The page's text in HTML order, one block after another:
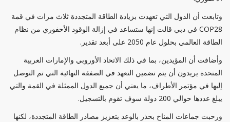
وتابعت أن الدول التي تعهدت بزيادة الطاقة المتجددة ثلاث مرات في قمة
COP28 في دبي قالت إنها ستساعد في إزالة الوقود الأحفوري من نظام
الطاقة العالمي بحلول عام 2050 على أبعد تقدير.
وأضافت أن المؤيدين، بما في ذلك الاتحاد الأوروبي والإمارات العربية
المتحدة يريدون أن يتم تضمين التعهد في الصفقة النهائية التي تم التوصل
إليها في مؤتمر الأطراف، ما يعني أن جميع الدول الممثلة في القمة والتي
يبلغ عددها حوالي 200 دولة سوف تقوم بالتسجيل.
ورحبت جماعات المناخ بحذر بالوعد بتعزيز مصادر الطاقة المتجددة، لكنها